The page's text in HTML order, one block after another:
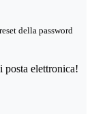
della password
posta elettronica!